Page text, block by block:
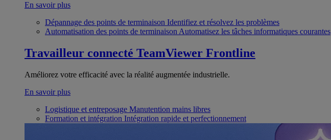
En savoir plus
Dépannage des points de terminaison Identifiez et résolvez les problèmes
Automatisation des points de terminaison Automatisez les tâches informatiques courantes
Travailleur connecté TeamViewer Frontline
Améliorez votre efficacité avec la réalité augmentée industrielle.
En savoir plus
Logistique et entreposage Manutention mains libres
Formation et intégration Intégration rapide et perfectionnement